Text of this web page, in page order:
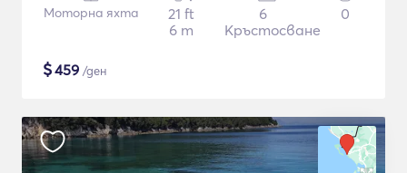
Моторна яхта
21 ft
6 m
6
Кръстосване
0
$459 /ден